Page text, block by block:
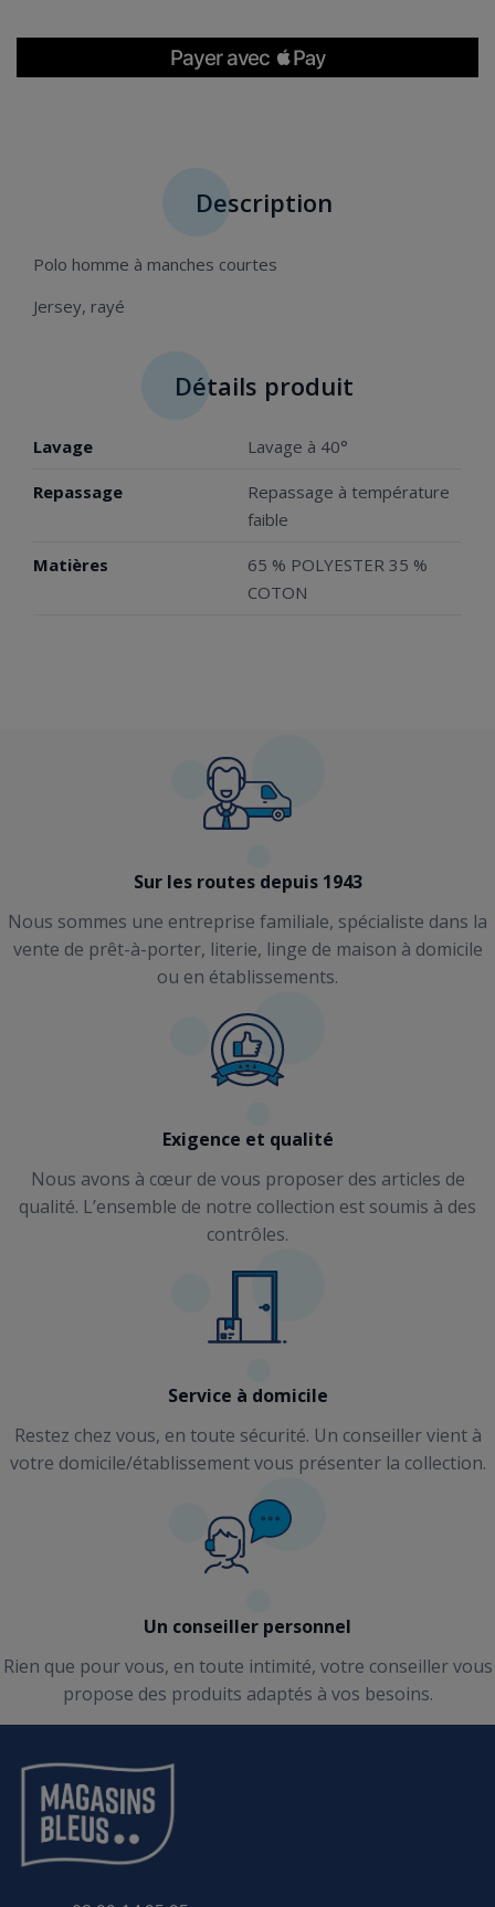
Description
Polo homme à manches courtes
Jersey, rayé
Détails produit
Lavage Lavage à 40°
Repassage
Repassage à température
faible
Matières
65 % POLYESTER 35 %
COTON
Sur les routes depuis 1943
Nous sommes une entreprise familiale, spécialiste dans la
vente de prêt-à-porter, literie, linge de maison à domicile
ou en établissements.
Exigence et qualité
Nous avons à cœur de vous proposer des articles de
qualité. L’ensemble de notre collection est soumis à des
contrôles.
Service à domicile
Restez chez vous, en toute sécurité. Un conseiller vient à
votre domicile/établissement vous présenter la collection.
Un conseiller personnel
Rien que pour vous, en toute intimité, votre conseiller vous
propose des produits adaptés à vos besoins.